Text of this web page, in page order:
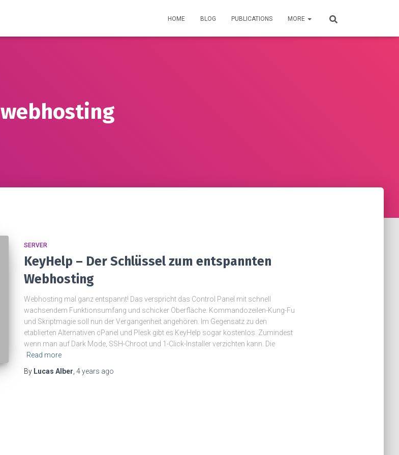
HOME BLOG PUBLICATIONS MORE
webhosting
SERVER
KeyHelp – Der Schlüssel zum entspannten
Webhosting
Webhosting mal ganz entspannt! Das verspricht das Control Panel mit schnell
wachsendem Funktionsumfang und schicker Oberfläche. Kommandozeilen-Kung-Fu
und Skriptmagie soll nun der Vergangenheit angehören. Im Gegensatz zu den
etablierten Alternativen cPanel und Plesk gibt es KeyHelp sogar kostenlos. Zumindest
wenn man auf Dark Mode, SSH-Chroot und 1-Click-Installer verzichten kann. Die
Read more
By Lucas Alber 4 years ago